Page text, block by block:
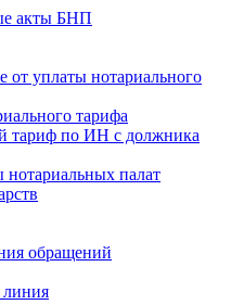
акты БНП
от уплаты нотариального
тарифа
тариф по ИН с должника
палат
обращений
линия